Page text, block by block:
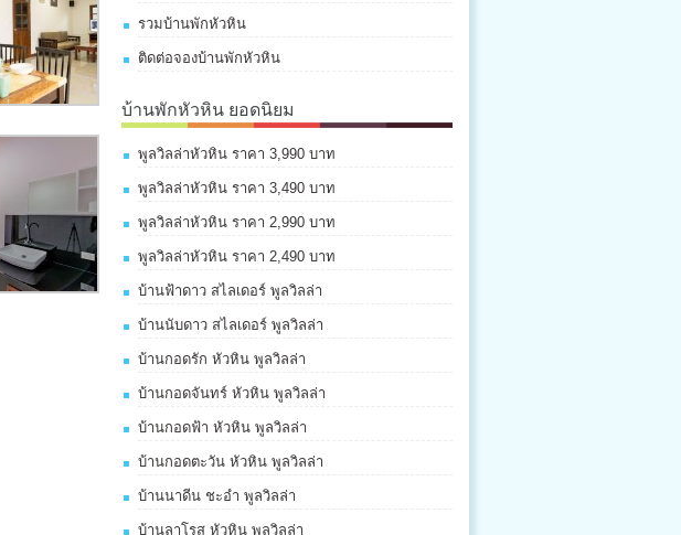
รวมบ้านพักหัวหิน
ติดต่อจองบ้านพักหัวหิน
บ้านพักหัวหิน ยอดนิยม
พูลวิลล่าหัวหิน ราคา 3,990 บาท
พูลวิลล่าหัวหิน ราคา 3,490 บาท
พูลวิลล่าหัวหิน ราคา 2,990 บาท
พูลวิลล่าหัวหิน ราคา 2,490 บาท
บ้านฟ้าดาว สไลเดอร์ พูลวิลล่า
บ้านนับดาว สไลเดอร์ พูลวิลล่า
บ้านกอดรัก หัวหิน พูลวิลล่า
บ้านกอดจันทร์ หัวหิน พูลวิลล่า
บ้านกอดฟ้า หัวหิน พูลวิลล่า
บ้านกอดตะวัน หัวหิน พูลวิลล่า
บ้านนาดีน ชะอำ พูลวิลล่า
บ้านลาโรส หัวหิน พูลวิลล่า